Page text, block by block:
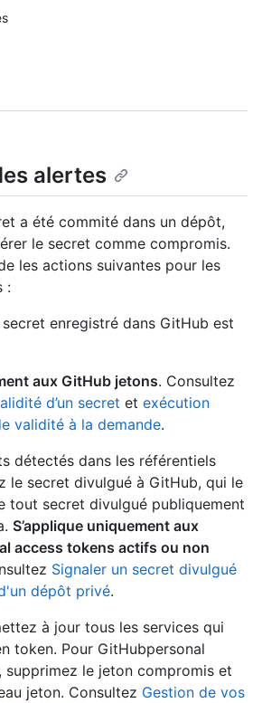
alertes
a été commité dans un dépôt,
le secret comme compromis.
les actions suivantes pour les
:
enregistré dans GitHub est
aux GitHub jetons. Consultez
d’un secret et exécution
validité à la demande.
détectés dans les référentiels
le secret divulgué à GitHub, qui le
tout secret divulgué publiquement
S’applique uniquement aux
access tokens actifs ou non
Signaler un secret divulgué
dépôt privé.
à jour tous les services qui
token. Pour GitHubpersonal
supprimez le jeton compromis et
jeton. Consultez Gestion de vos